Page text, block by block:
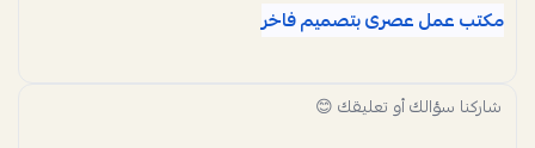
مكتب عمل عصرى بتصميم فاخر